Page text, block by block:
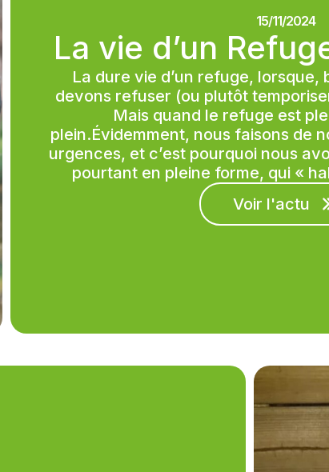
15/11/2024
La vie d’un
La dure vie d’un refuge, lorsque,
devons refuser (ou plutôt
Mais quand le refuge est
plein.Évidemment, nous faisons de
urgences, et c’est pourquoi nous
pourtant en pleine forme, qui «
Voir l'actu